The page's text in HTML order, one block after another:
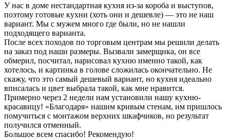
У нас в доме нестандартная кухня из-за короба и выступов,
поэтому готовые кухни (хоть они и дешевле) — это не наш
вариант. Мы с мужем много где были, но не нашли
подходящего варианта.
После всех походов по торговым центрам мы решили делать
на заказ под наши размеры. Вызвали замерщика, он все
обмерил, посчитал, нарисовал кухню именно такой, как
хотелось, и картинка в голове сложилась окончательно. Не
скажу, что это самый дешевый вариант, но кухня идеально
вписалась и цвет выбрала такой, как мне нравится.
Примерно через 2 недели нам установили нашу кухню-
красавицу! «Благодаря» нашим кривым стенам, им пришлось
помучиться с монтажом верхних шкафчиков, но результат
получился отменный.
Большое всем спасибо! Рекомендую!